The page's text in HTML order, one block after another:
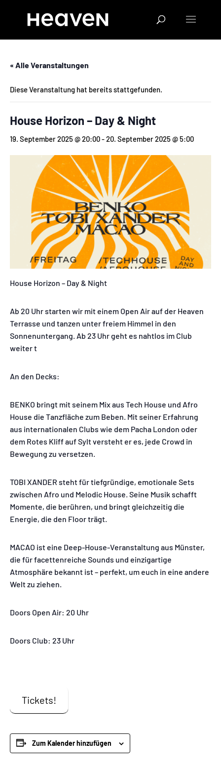
« Alle Veranstaltungen
Diese Veranstaltung hat bereits stattgefunden.
House Horizon – Day & Night
19. September 2025 @ 20:00-20. September 2025 @ 5:00
House Horizon – Day & Night
Ab 20 Uhr starten wir mit einem Open Air auf der Heaven
Terrasse und tanzen unter freiem Himmel in den
Sonnenuntergang. Ab 23 Uhr geht es nahtlos im Club
weiter t
An den Decks:
BENKO bringt mit seinem Mix aus Tech House und Afro
House die Tanzfläche zum Beben. Mit seiner Erfahrung
aus internationalen Clubs wie dem Pacha London oder
dem Rotes Kliff auf Sylt versteht er es, jede Crowd in
Bewegung zu versetzen.
TOBI XANDER steht für tiefgründige, emotionale Sets
zwischen Afro und Melodic House. Seine Musik schafft
Momente, die berühren, und bringt gleichzeitig die
Energie, die den Floor trägt.
MACAO ist eine Deep-House-Veranstaltung aus Münster,
die für facettenreiche Sounds und einzigartige
Atmosphäre bekannt ist – perfekt, um euch in eine andere
Welt zu ziehen.
Doors Open Air: 20 Uhr
Doors Club: 23 Uhr
Tickets!
Zum Kalender hinzufügen